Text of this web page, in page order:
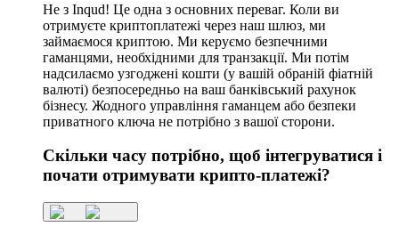
Не з Inqud! Це одна з основних переваг. Коли ви
отримуєте криптоплатежі через наш шлюз, ми
займаємося криптою. Ми керуємо безпечними
гаманцями, необхідними для транзакції. Ми потім
надсилаємо узгоджені кошти (у вашій обраній фіатній
валюті) безпосередньо на ваш банківський рахунок
бізнесу. Жодного управління гаманцем або безпеки
приватного ключа не потрібно з вашої сторони.
Скільки часу потрібно, щоб інтегруватися і
почати отримувати крипто-платежі?